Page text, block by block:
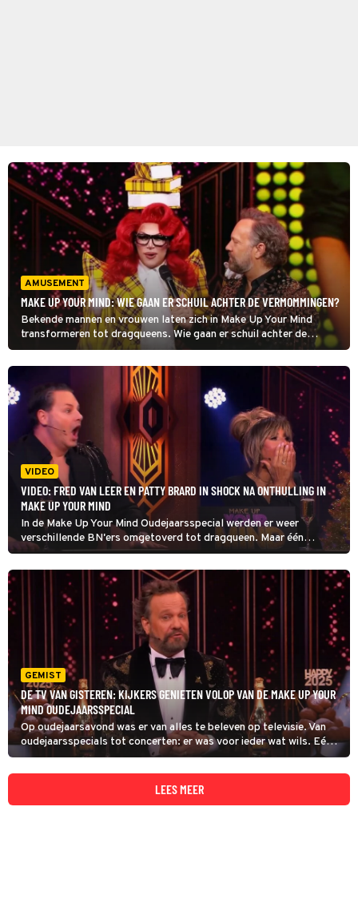
AMUSEMENT
MAKE UP YOUR MIND: WIE GAAN ER SCHUIL ACHTER DE VERMOMMINGEN?
Bekende mannen en vrouwen laten zich in Make Up Your Mind
transformeren tot dragqueens. Wie gaan er schuil achter de
vermommingen? Teamcaptains Fred van Leer en Nikkie de Jager
strijden met elkaar om zo veel mogelijk queens te ontmaskeren.
VIDEO
VIDEO: FRED VAN LEER EN PATTY BRARD IN SHOCK NA ONTHULLING IN
MAKE UP YOUR MIND
In de Make Up Your Mind Oudejaarsspecial werden er weer
verschillende BN'ers omgetoverd tot dragqueen. Maar één
onthulling liet Patty Brard en Fred van Leer echt vol
ongeloof achter. Bekijk de onthulling in bovenstaande video.
GEMIST
DE TV VAN GISTEREN: KIJKERS GENIETEN VOLOP VAN DE MAKE UP YOUR
MIND OUDEJAARSSPECIAL
Op oudejaarsavond was er van alles te beleven op televisie. Van
oudejaarsspecials tot concerten: er was voor ieder wat wils. Eén
van de favorieten van kijkers was toch wel de Make Up Your Mind
Oudejaarsspecial.
LEES MEER